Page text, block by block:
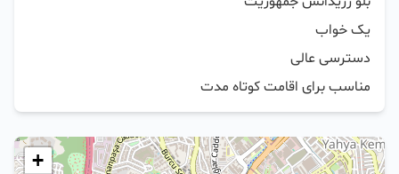
مناسب برای اقامت کوتاه مدت
+